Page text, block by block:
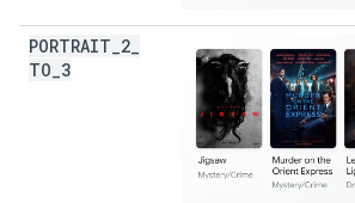
PORTRAIT 2
TO 3